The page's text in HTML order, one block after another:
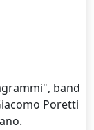
band
Poretti